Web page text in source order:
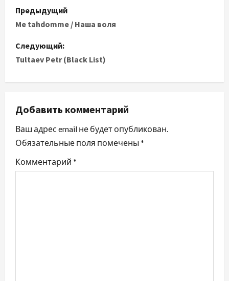
Предыдущий
Me tahdomme / Наша воля
Следующий:
Tultaev Petr (Black List)
Добавить комментарий
Ваш адрес email не будет опубликован.
Обязательные поля помечены *
Комментарий *